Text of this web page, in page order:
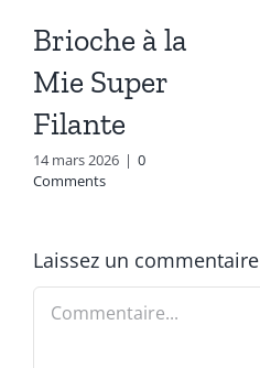
Brioche à la
Mie Super
Filante
14 mars 2026 | 0
Comments
Laissez un commentaire
Commentaire